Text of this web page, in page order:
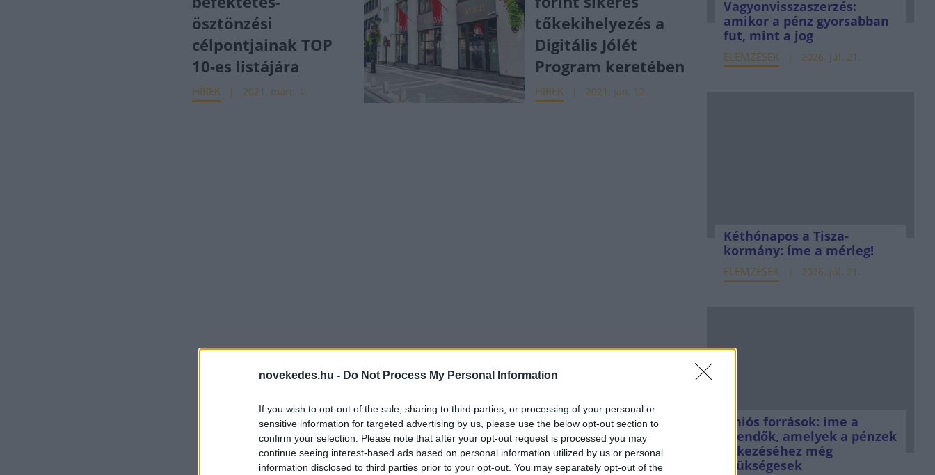
novekedes.hu - Do Not Process My Personal Information
If you wish to opt-out of the sale, sharing to third parties, or processing of your personal or
sensitive information for targeted advertising by us, please use the below opt-out section to
confirm your selection. Please note that after your opt-out request is processed you may
continue seeing interest-based ads based on personal information utilized by us or personal
information disclosed to third parties prior to your opt-out. You may separately opt-out of the
ösztönzési
célpontjainak TOP
10-es listájára
HÍREK 2021. márc. 1.
tőkekihelyezés a
Digitális Jólét
Program keretében
HÍREK 2021. jan. 12.
Vagyonvisszaszerzés:
amikor a pénz gyorsabban
fut, mint a jog
ELEMZÉSEK 2026. júl. 21.
Kéthónapos a Tisza-
kormány: íme a mérleg!
ELEMZÉSEK 2026. júl. 21.
Uniós források: íme a
teendők, amelyek a pénzek
érkezéséhez még
szükségesek